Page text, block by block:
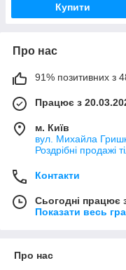
Купити
Про нас
91% позитивних з 48
Працює з
м. Київ
вул. Михайла
Роздрібні продажі
Контакти
Сьогодні працює
Показати весь
Про нас